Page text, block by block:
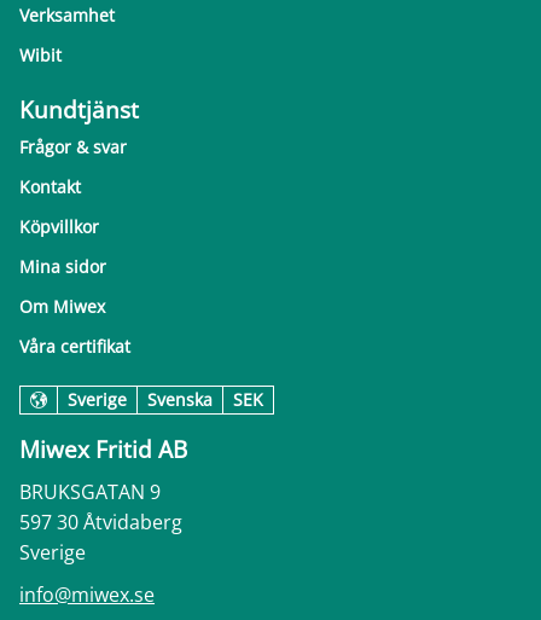
Verksamhet
Wibit
Kundtjänst
Frågor & svar
Kontakt
Köpvillkor
Mina sidor
Om Miwex
Våra certifikat
Sverige Svenska SEK
Miwex Fritid AB
BRUKSGATAN 9
597 30 Åtvidaberg
Sverige
info@miwex.se